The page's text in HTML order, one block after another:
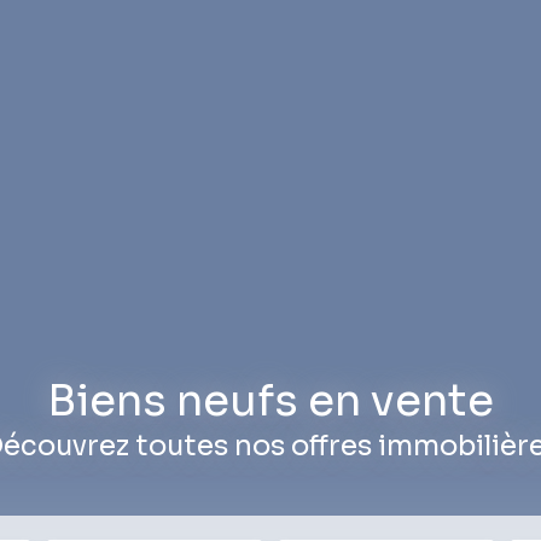
Biens neufs en vente
toutes nos offres